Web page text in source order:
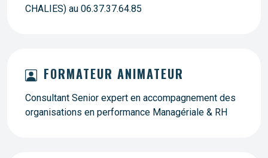
CHALIES) au 06.37.37.64.85
FORMATEUR ANIMATEUR
Consultant Senior expert en accompagnement des
organisations en performance Managériale & RH